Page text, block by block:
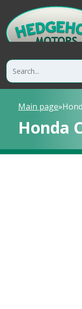
Main page»
Honda